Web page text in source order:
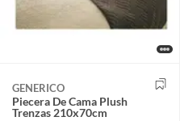
GENERICO
Piecera De Cama Plush
Trenzas 210x70cm